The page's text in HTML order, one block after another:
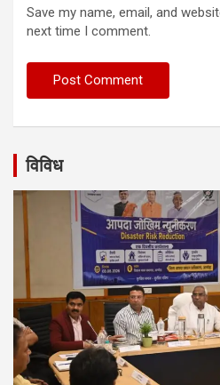
Save my name, email, and
next time I comment.
विविध